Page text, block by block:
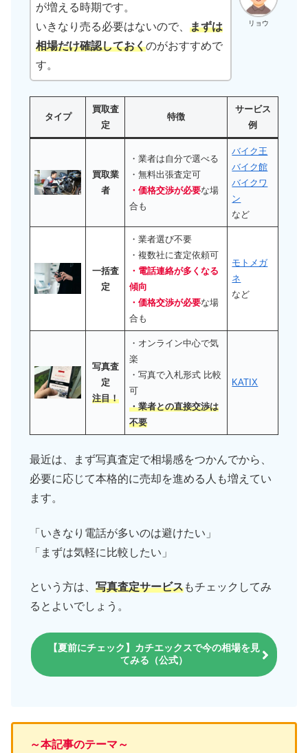
リョウ
が増える時期です。
いきなり売る必要はないので、 まずは
相場だけ確認しておくのがおすすめで
す。
タイプ
買取査
定
特徴
サービス
例
買取業
者
・業者は自分で選べる
・無料出張査定可
・価格交渉が必要な場
合も
バイク王
バイク館
バイクワ
ン
など
一括査
定
・業者選び不要
・複数社に査定依頼可
・電話連絡が多くなる
傾向
・価格交渉が必要な場
合も
モトメガ
ネ
など
写真査
定
注目！
・オンライン中心で気
楽
・写真で入札形式 比較
可
・業者との直接交渉は
不要
KATIX
最近は、まず写真査定で相場感をつかんでから、
必要に応じて本格的に売却を進める人も増えてい
ます。
「いきなり電話が多いのは避けたい」
「まずは気軽に比較したい」
という方は、 写真査定サービスもチェックしてみ
るとよいでしょう。
【夏前にチェック】カチエックスで今の相場を見
てみる（公式）
～本記事のテーマ～